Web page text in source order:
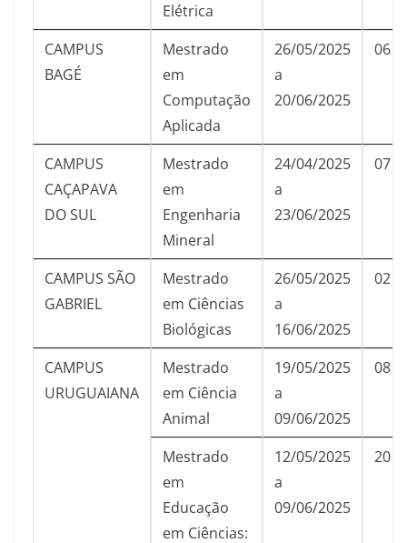
Elétrica
CAMPUS
BAGÉ
Mestrado
em
Computação
Aplicada
26/05/2025
a
20/06/2025
06
CAMPUS
CAÇAPAVA
DO SUL
Mestrado
em
Engenharia
Mineral
24/04/2025
a
23/06/2025
07
CAMPUS SÃO
GABRIEL
Mestrado
em Ciências
Biológicas
26/05/2025
a
16/06/2025
02
CAMPUS
URUGUAIANA
Mestrado
em Ciência
Animal
19/05/2025
a
09/06/2025
08
Mestrado
em
Educação
em Ciências:
12/05/2025
a
09/06/2025
20